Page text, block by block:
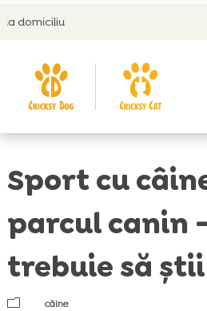
Sport cu
parcul canin
trebuie să
m
câine